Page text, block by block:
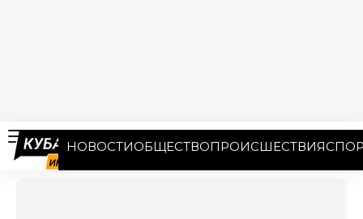
НОВОСТИОБЩЕСТВОПРОИСШЕСТВИЯ